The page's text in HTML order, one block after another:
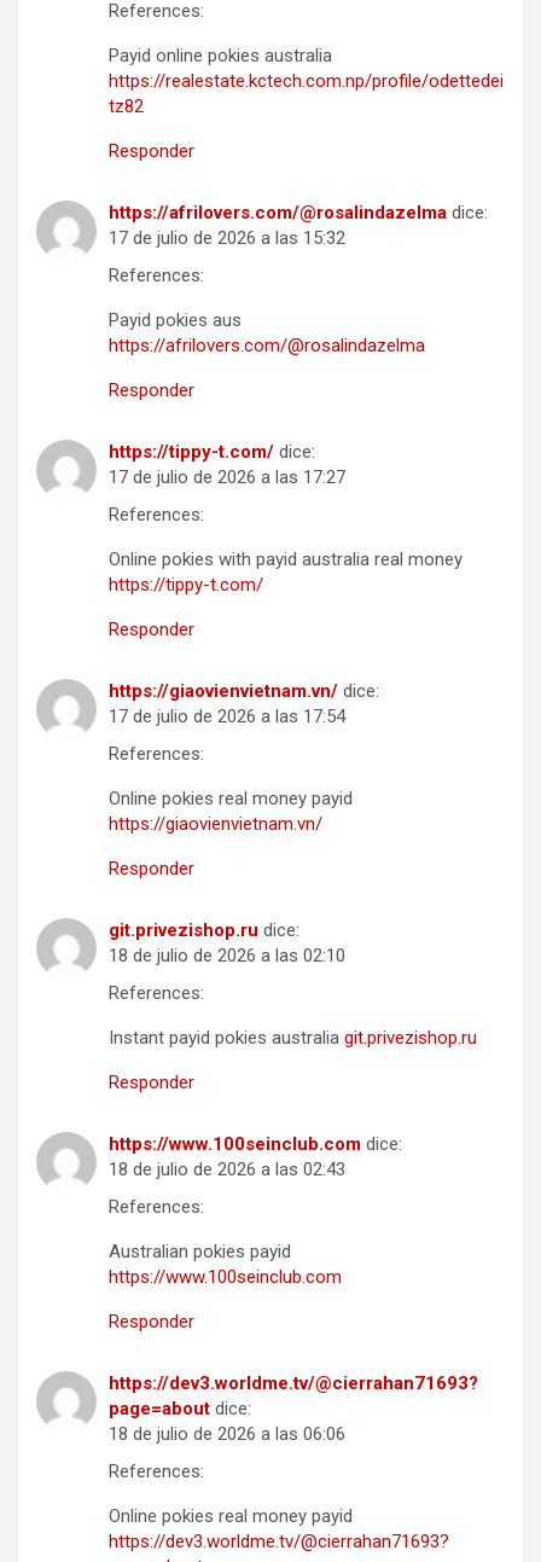
References:
Payid online pokies australia
https://realestate.kctech.com.np/profile/odettedei
tz82
Responder
https://afrilovers.com/@rosalindazelma dice:
17 de julio de 2026 a las 15:32
References:
Payid pokies aus
https://afrilovers.com/@rosalindazelma
Responder
https://tippy-t.com/ dice:
17 de julio de 2026 a las 17:27
References:
Online pokies with payid australia real money
https://tippy-t.com/
Responder
https://giaovienvietnam.vn/ dice:
17 de julio de 2026 a las 17:54
References:
Online pokies real money payid
https://giaovienvietnam.vn/
Responder
git.privezishop.ru dice:
18 de julio de 2026 a las 02:10
References:
Instant payid pokies australia git.privezishop.ru
Responder
https://www.100seinclub.com dice:
18 de julio de 2026 a las 02:43
References:
Australian pokies payid
https://www.100seinclub.com
Responder
https://dev3.worldme.tv/@cierrahan71693?
page=about dice:
18 de julio de 2026 a las 06:06
References:
Online pokies real money payid
https://dev3.worldme.tv/@cierrahan71693?